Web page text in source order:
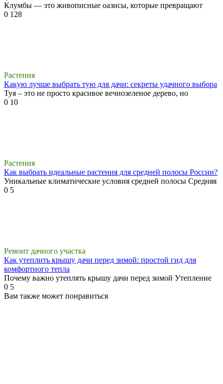
Клумбы — это живописные оазисы, которые превращают
0 128
Растения
Какую лучше выбрать тую для дачи: секреты удачного выбора
Туя – это не просто красивое вечнозеленое дерево, но
0 10
Растения
Как выбрать идеальные растения для средней полосы России?
Уникальные климатические условия средней полосы Средняя
0 5
Ремонт дачного участка
Как утеплить крышу дачи перед зимой: простой гид для
комфортного тепла
Почему важно утеплять крышу дачи перед зимой Утепление
0 5
Вам также может понравиться